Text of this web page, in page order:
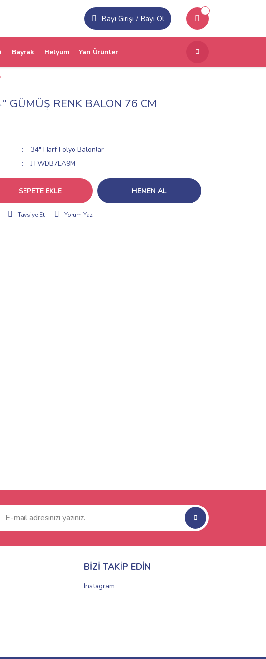
Bayi Girişi / Bayi Ol
Bayrak Helyum Yan Ürünler
GÜMÜŞ RENK BALON 76 CM
34" Harf Folyo Balonlar
JTWDB7LA9M
SEPETE EKLE HEMEN AL
Tavsiye Et Yorum Yaz
BİZİ TAKİP EDİN
Instagram